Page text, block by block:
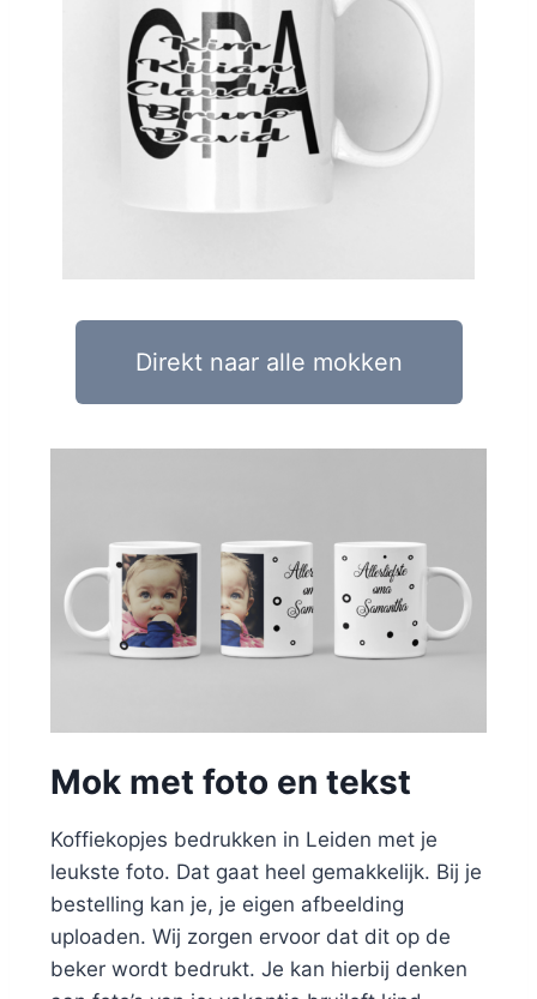
Direkt naar alle mokken
Mok met foto en tekst
Koffiekopjes bedrukken in Leiden met je
leukste foto. Dat gaat heel gemakkelijk. Bij je
bestelling kan je, je eigen afbeelding
uploaden. Wij zorgen ervoor dat dit op de
beker wordt bedrukt. Je kan hierbij denken